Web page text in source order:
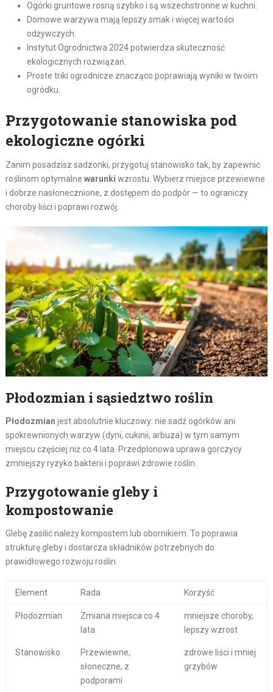
Ogórki gruntowe rosną szybko i są wszechstronne w kuchni.
Domowe warzywa mają lepszy smak i więcej wartości
odżywczych.
Instytut Ogrodnictwa 2024 potwierdza skuteczność
ekologicznych rozwiązań.
Proste triki ogrodnicze znacząco poprawiają wyniki w twoim
ogródku.
Przygotowanie stanowiska pod
ekologiczne ogórki
Zanim posadzisz sadzonki, przygotuj stanowisko tak, by zapewnić
roślinom optymalne warunki wzrostu. Wybierz miejsce przewiewne
i dobrze nasłonecznione, z dostępem do podpór — to ograniczy
choroby liści i poprawi rozwój.
Płodozmian i sąsiedztwo roślin
Płodozmian jest absolutnie kluczowy: nie sadź ogórków ani
spokrewnionych warzyw (dyni, cukinii, arbuza) w tym samym
miejscu częściej niż co 4 lata. Przedplonowa uprawa gorczycy
zmniejszy ryzyko bakterii i poprawi zdrowie roślin.
Przygotowanie gleby i
kompostowanie
Glebę zasilić należy kompostem lub obornikiem. To poprawia
strukturę gleby i dostarcza składników potrzebnych do
prawidłowego rozwoju roślin.
Element Rada Korzyść
Płodozmian
Zmiana miejsca co 4
lata
mniejsze choroby,
lepszy wzrost
Stanowisko
Przewiewne,
słoneczne, z
podporami
zdrowe liści i mniej
grzybów